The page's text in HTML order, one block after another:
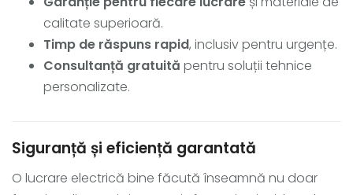
calitate superioară.
Timp de răspuns rapid, inclusiv pentru urgențe.
Consultanță gratuită pentru soluții tehnice
personalizate.
Siguranță și eficiență garantată
O lucrare electrică bine făcută înseamnă nu doar